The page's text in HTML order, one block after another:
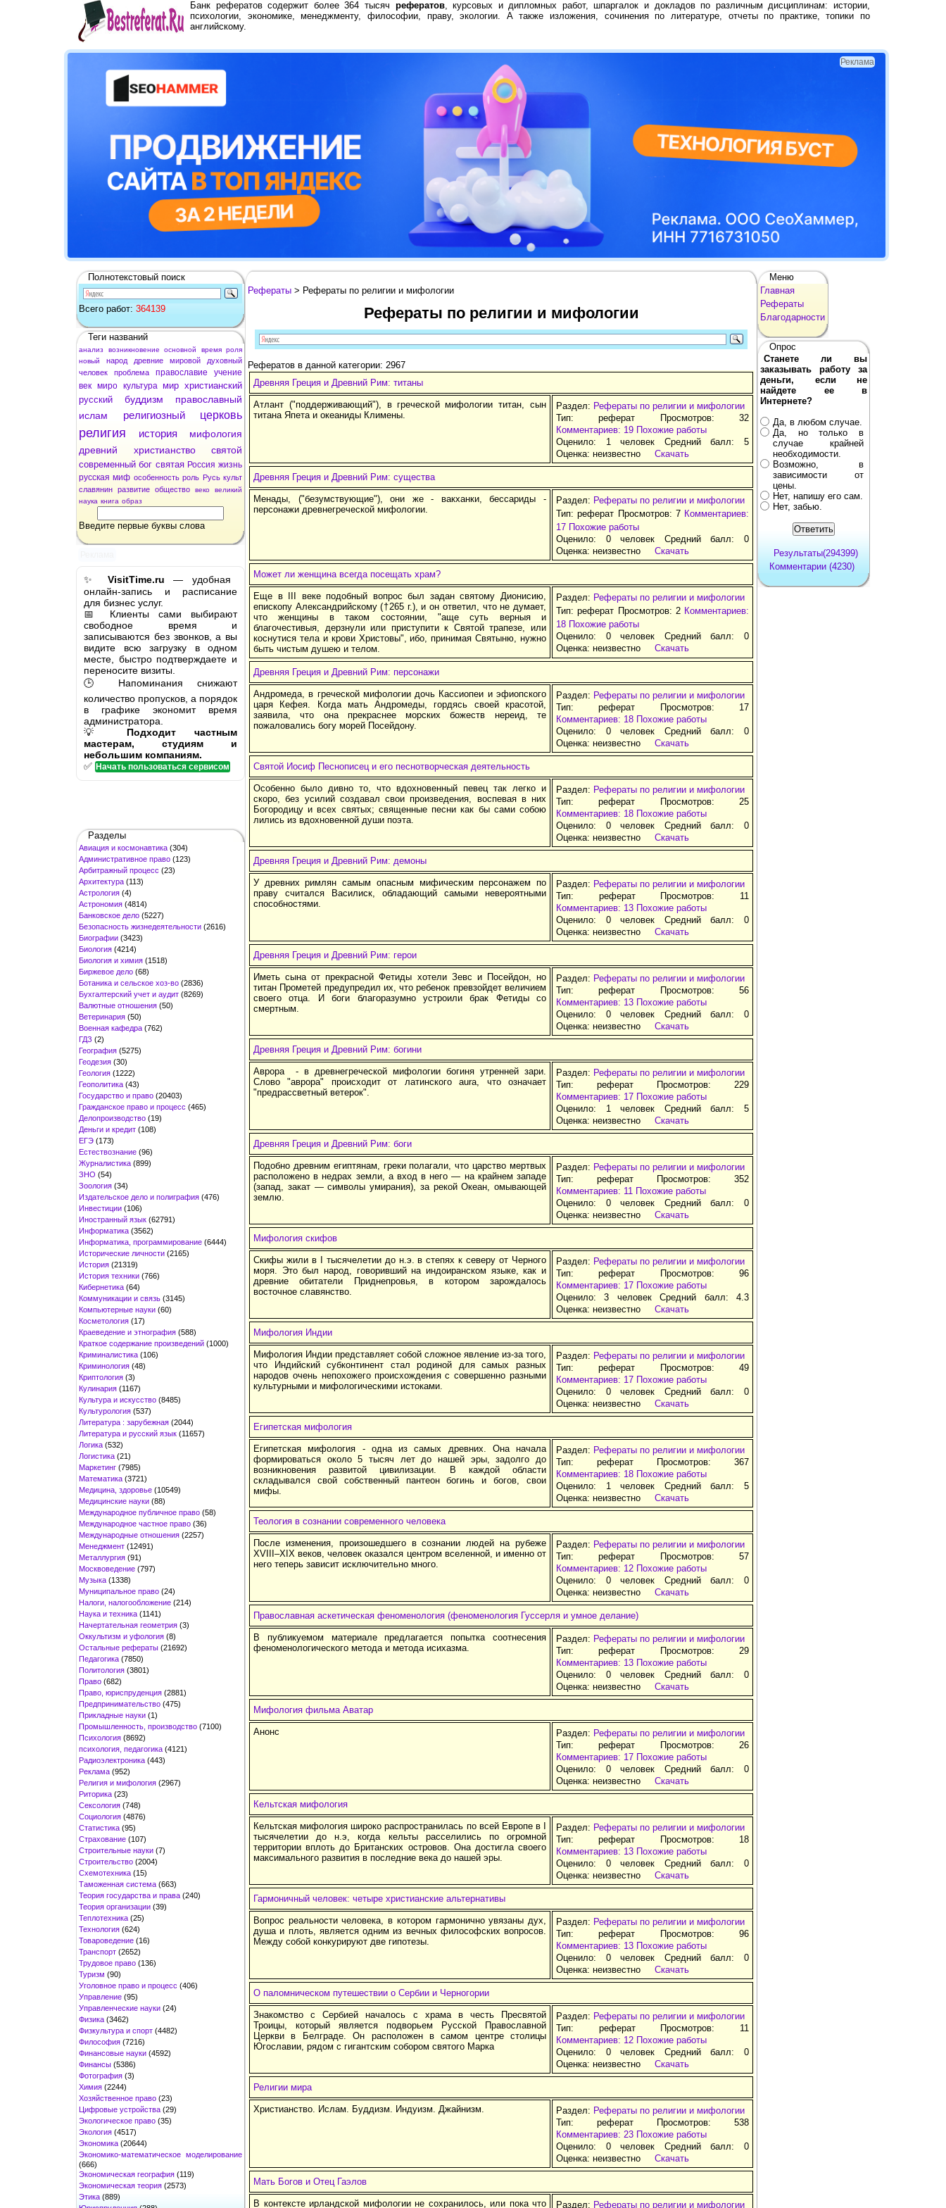
Банк рефератов содержит более 364 тысяч рефератов, курсовых и дипломных работ, шпаргалок и докладов по различным дисциплинам: истории,
психологии, экономике, менеджменту, философии, праву, экологии. А также изложения, сочинения по литературе, отчеты по практике, топики по
английскому.
Реклама
Полнотекстовый поиск
Всего работ: 364139
Теги названий
анализ возникновение основной время роля
новый
народ древние мировой
духовный
человек
проблема православие
учение
век миро культура мир христианский
русский
буддизм
православный
ислам
религиозный церковь
религия история
мифология
древний
христианство святой
современный бог святая Россия жизнь
русская миф особенность роль Русь культ
славянин развитие общество веко
великий
наука книга образ
Введите первые буквы слова
✨ VisitTime.ru — удобная
онлайн-запись и расписание
для бизнес услуг.
📅 Клиенты сами выбирают
свободное время и
записываются без звонков, а вы
видите всю загрузку в одном
месте, быстро подтверждаете и
переносите визиты.
🕒 Напоминания снижают
количество пропусков, а порядок
в графике экономит время
администратора.
💡 Подходит частным
мастерам, студиям и
небольшим компаниям.
✅ Начать пользоваться сервисом
Разделы
Авиация и космонавтика (304)
Административное право (123)
Арбитражный процесс (23)
Архитектура (113)
Астрология (4)
Астрономия (4814)
Банковское дело (5227)
Безопасность жизнедеятельности (2616)
Биографии (3423)
Биология (4214)
Биология и химия (1518)
Биржевое дело (68)
Ботаника и сельское хоз-во (2836)
Бухгалтерский учет и аудит (8269)
Валютные отношения (50)
Ветеринария (50)
Военная кафедра (762)
ГДЗ (2)
География (5275)
Геодезия (30)
Геология (1222)
Геополитика (43)
Государство и право (20403)
Гражданское право и процесс (465)
Делопроизводство (19)
Деньги и кредит (108)
ЕГЭ (173)
Естествознание (96)
Журналистика (899)
ЗНО (54)
Зоология (34)
Издательское дело и полиграфия (476)
Инвестиции (106)
Иностранный язык (62791)
Информатика (3562)
Информатика, программирование (6444)
Исторические личности (2165)
История (21319)
История техники (766)
Кибернетика (64)
Коммуникации и связь (3145)
Компьютерные науки (60)
Косметология (17)
Краеведение и этнография (588)
Краткое содержание произведений (1000)
Криминалистика (106)
Криминология (48)
Криптология (3)
Кулинария (1167)
Культура и искусство (8485)
Культурология (537)
Литература : зарубежная (2044)
Литература и русский язык (11657)
Логика (532)
Логистика (21)
Маркетинг (7985)
Математика (3721)
Медицина, здоровье (10549)
Медицинские науки (88)
Международное публичное право (58)
Международное частное право (36)
Международные отношения (2257)
Менеджмент (12491)
Металлургия (91)
Москвоведение (797)
Музыка (1338)
Муниципальное право (24)
Налоги, налогообложение (214)
Наука и техника (1141)
Начертательная геометрия (3)
Оккультизм и уфология (8)
Остальные рефераты (21692)
Педагогика (7850)
Политология (3801)
Право (682)
Право, юриспруденция (2881)
Предпринимательство (475)
Прикладные науки (1)
Промышленность, производство (7100)
Психология (8692)
психология, педагогика (4121)
Радиоэлектроника (443)
Реклама (952)
Религия и мифология (2967)
Риторика (23)
Сексология (748)
Социология (4876)
Статистика (95)
Страхование (107)
Строительные науки (7)
Строительство (2004)
Схемотехника (15)
Таможенная система (663)
Теория государства и права (240)
Теория организации (39)
Теплотехника (25)
Технология (624)
Товароведение (16)
Транспорт (2652)
Трудовое право (136)
Туризм (90)
Уголовное право и процесс (406)
Управление (95)
Управленческие науки (24)
Физика (3462)
Физкультура и спорт (4482)
Философия (7216)
Финансовые науки (4592)
Финансы (5386)
Фотография (3)
Химия (2244)
Хозяйственное право (23)
Цифровые устройства (29)
Экологическое право (35)
Экология (4517)
Экономика (20644)
Экономико-математическое моделирование
(666)
Экономическая география (119)
Экономическая теория (2573)
Этика (889)
Рефераты > Рефераты по религии и мифологии
Рефераты по религии и мифологии
Рефератов в данной категории: 2967
Древняя Греция и Древний Рим: титаны
Атлант ("поддерживающий"), в греческой мифологии титан, сын
титана Япета и океаниды Климены.
Раздел: Рефераты по религии и мифологии
Тип: реферат Просмотров: 32
Комментариев: 19 Похожие работы
Оценило: 1 человек Средний балл: 5
Оценка: неизвестно Скачать
Древняя Греция и Древний Рим: существа
Менады, ("безумствующие"), они же - вакханки, бессариды -
персонажи древнегреческой мифологии.
Раздел: Рефераты по религии и мифологии
Тип: реферат Просмотров: 7 Комментариев:
17 Похожие работы
Оценило: 0 человек Средний балл: 0
Оценка: неизвестно Скачать
Может ли женщина всегда посещать храм?
Еще в III веке подобный вопрос был задан святому Дионисию,
епископу Александрийскому (†265 г.), и он ответил, что не думает,
что женщины в таком состоянии, "аще суть верныя и
благочестивыя, дерзнули или приступити к Святой трапезе, или
коснутися тела и крови Христовы", ибо, принимая Святыню, нужно
быть чистым душею и телом.
Раздел: Рефераты по религии и мифологии
Тип: реферат Просмотров: 2 Комментариев:
18 Похожие работы
Оценило: 0 человек Средний балл: 0
Оценка: неизвестно Скачать
Древняя Греция и Древний Рим: персонажи
Андромеда, в греческой мифологии дочь Кассиопеи и эфиопского
царя Кефея. Когда мать Андромеды, гордясь своей красотой,
заявила, что она прекраснее морских божеств нереид, те
пожаловались богу морей Посейдону.
Раздел: Рефераты по религии и мифологии
Тип: реферат Просмотров: 17
Комментариев: 18 Похожие работы
Оценило: 0 человек Средний балл: 0
Оценка: неизвестно Скачать
Святой Иосиф Песнописец и его песнотворческая деятельность
Особенно было дивно то, что вдохновенный певец так легко и
скоро, без усилий создавал свои произведения, воспевая в них
Богородицу и всех святых; священные песни как бы сами собою
лились из вдохновенной души поэта.
Раздел: Рефераты по религии и мифологии
Тип: реферат Просмотров: 25
Комментариев: 18 Похожие работы
Оценило: 0 человек Средний балл: 0
Оценка: неизвестно Скачать
Древняя Греция и Древний Рим: демоны
У древних римлян самым опасным мифическим персонажем по
праву считался Василиск, обладающий самыми невероятными
способностями.
Раздел: Рефераты по религии и мифологии
Тип: реферат Просмотров: 11
Комментариев: 13 Похожие работы
Оценило: 0 человек Средний балл: 0
Оценка: неизвестно Скачать
Древняя Греция и Древний Рим: герои
Иметь сына от прекрасной Фетиды хотели Зевс и Посейдон, но
титан Прометей предупредил их, что ребенок превзойдет величием
своего отца. И боги благоразумно устроили брак Фетиды со
смертным.
Раздел: Рефераты по религии и мифологии
Тип: реферат Просмотров: 56
Комментариев: 13 Похожие работы
Оценило: 0 человек Средний балл: 0
Оценка: неизвестно Скачать
Древняя Греция и Древний Рим: богини
Аврора - в древнегреческой мифологии богиня утренней зари.
Слово "аврора" происходит от латинского aura, что означает
"предрассветный ветерок".
Раздел: Рефераты по религии и мифологии
Тип: реферат Просмотров: 229
Комментариев: 17 Похожие работы
Оценило: 1 человек Средний балл: 5
Оценка: неизвестно Скачать
Древняя Греция и Древний Рим: боги
Подобно древним египтянам, греки полагали, что царство мертвых
расположено в недрах земли, а вход в него — на крайнем западе
(запад, закат — символы умирания), за рекой Океан, омывающей
землю.
Раздел: Рефераты по религии и мифологии
Тип: реферат Просмотров: 352
Комментариев: 11 Похожие работы
Оценило: 0 человек Средний балл: 0
Оценка: неизвестно Скачать
Мифология скифов
Скифы жили в I тысячелетии до н.э. в степях к северу от Черного
моря. Это был народ, говоривший на индоиранском языке, как и
древние обитатели Приднепровья, в котором зарождалось
восточное славянство.
Раздел: Рефераты по религии и мифологии
Тип: реферат Просмотров: 96
Комментариев: 17 Похожие работы
Оценило: 3 человек Средний балл: 4.3
Оценка: неизвестно Скачать
Мифология Индии
Мифология Индии представляет собой сложное явление из-за того,
что Индийский субконтинент стал родиной для самых разных
народов очень непохожего происхождения с совершенно разными
культурными и мифологическими истоками.
Раздел: Рефераты по религии и мифологии
Тип: реферат Просмотров: 49
Комментариев: 17 Похожие работы
Оценило: 0 человек Средний балл: 0
Оценка: неизвестно Скачать
Египетская мифология
Египетская мифология - одна из самых древних. Она начала
формироваться около 5 тысяч лет до нашей эры, задолго до
возникновения развитой цивилизации. В каждой области
складывался свой собственный пантеон богинь и богов, свои
мифы.
Раздел: Рефераты по религии и мифологии
Тип: реферат Просмотров: 367
Комментариев: 18 Похожие работы
Оценило: 1 человек Средний балл: 5
Оценка: неизвестно Скачать
Теология в сознании современного человека
После изменения, произошедшего в сознании людей на рубеже
XVIII–XIX веков, человек оказался центром вселенной, и именно от
него теперь зависит исключительно много.
Раздел: Рефераты по религии и мифологии
Тип: реферат Просмотров: 57
Комментариев: 12 Похожие работы
Оценило: 0 человек Средний балл: 0
Оценка: неизвестно Скачать
Православная аскетическая феноменология (феноменология Гуссерля и умное делание)
В публикуемом материале предлагается попытка соотнесения
феноменологического метода и метода исихазма.
Раздел: Рефераты по религии и мифологии
Тип: реферат Просмотров: 29
Комментариев: 13 Похожие работы
Оценило: 0 человек Средний балл: 0
Оценка: неизвестно Скачать
Мифология фильма Аватар
Анонс Раздел: Рефераты по религии и мифологии
Тип: реферат Просмотров: 26
Комментариев: 17 Похожие работы
Оценило: 0 человек Средний балл: 0
Оценка: неизвестно Скачать
Кельтская мифология
Кельтская мифология широко распространилась по всей Европе в I
тысячелетии до н.э, когда кельты расселились по огромной
территории вплоть до Британских островов. Она достигла своего
максимального развития в последние века до нашей эры.
Раздел: Рефераты по религии и мифологии
Тип: реферат Просмотров: 18
Комментариев: 13 Похожие работы
Оценило: 0 человек Средний балл: 0
Оценка: неизвестно Скачать
Гармоничный человек: четыре христианские альтернативы
Вопрос реальности человека, в котором гармонично увязаны дух,
душа и плоть, является одним из вечных философских вопросов.
Между собой конкурируют две гипотезы.
Раздел: Рефераты по религии и мифологии
Тип: реферат Просмотров: 96
Комментариев: 13 Похожие работы
Оценило: 0 человек Средний балл: 0
Оценка: неизвестно Скачать
О паломническом путешествии о Сербии и Черногории
Знакомство с Сербией началось с храма в честь Пресвятой
Троицы, который является подворьем Русской Православной
Церкви в Белграде. Он расположен в самом центре столицы
Югославии, рядом с гигантским собором святого Марка
Раздел: Рефераты по религии и мифологии
Тип: реферат Просмотров: 11
Комментариев: 12 Похожие работы
Оценило: 0 человек Средний балл: 0
Оценка: неизвестно Скачать
Религии мира
Христианство. Ислам. Буддизм. Индуизм. Джайнизм. Раздел: Рефераты по религии и мифологии
Тип: реферат Просмотров: 538
Комментариев: 23 Похожие работы
Оценило: 0 человек Средний балл: 0
Оценка: неизвестно Скачать
Мать Богов и Отец Гаэлов
В контексте ирландской мифологии не сохранилось, или пока что Раздел: Рефераты по религии и мифологии
Меню
Главная
Рефераты
Благодарности
Опрос
Станете ли вы
заказывать работу за
деньги, если не
найдете ее в
Интернете?
Да, в любом случае.
Да, но только в
случае крайней
необходимости.
Возможно, в
зависимости от
цены.
Нет, напишу его сам.
Нет, забью.
Результаты(294399)
Комментарии (4230)